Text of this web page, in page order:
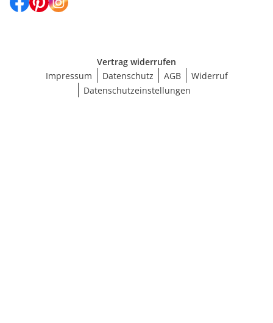
Vertrag widerrufen
Impressum
Datenschutz AGB
Widerruf
Datenschutzeinstellungen